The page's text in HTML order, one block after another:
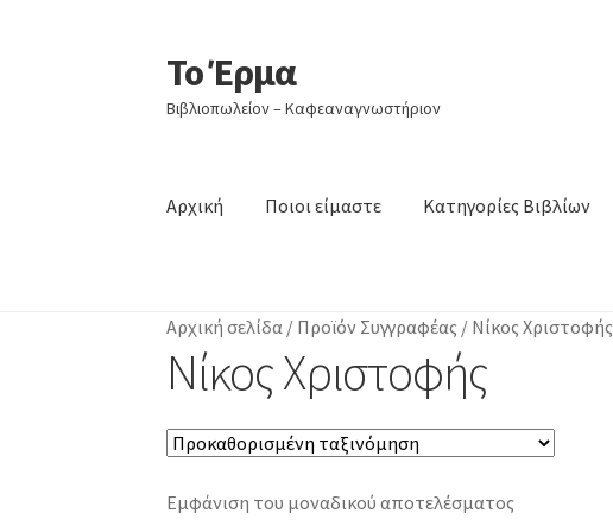
Απευθείας
μετάβαση
στην
Μετάβαση
σε
περιεχόμενο
Το Έρμα
Βιβλιοπωλείον – Καφεαναγνωστήριον
Αρχική Ποιοι είμαστε Κατηγορίες Βιβλίων
Αρχική σελίδα / Προϊόν Συγγραφέας / Νίκος Χριστοφής
Νίκος Χριστοφής
Εμφάνιση του μοναδικού αποτελέσματος